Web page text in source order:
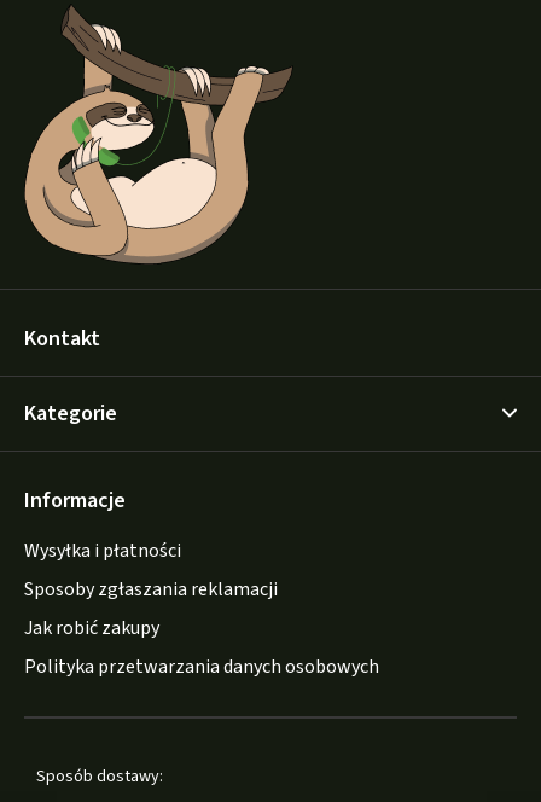
Kontakt
Kategorie
Informacje
Wysyłka i płatności
Sposoby zgłaszania reklamacji
Jak robić zakupy
Polityka przetwarzania danych osobowych
Sposób dostawy: